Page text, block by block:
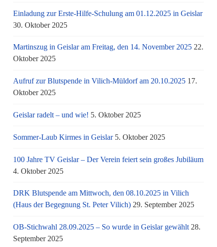
Einladung zur Erste-Hilfe-Schulung am 01.12.2025 in Geislar
30. Oktober 2025
Martinszug in Geislar am Freitag, den 14. November 2025 22.
Oktober 2025
Aufruf zur Blutspende in Vilich-Müldorf am 20.10.2025 17.
Oktober 2025
Geislar radelt – und wie! 5. Oktober 2025
Sommer-Laub Kirmes in Geislar 5. Oktober 2025
100 Jahre TV Geislar – Der Verein feiert sein großes Jubiläum
4. Oktober 2025
DRK Blutspende am Mittwoch, den 08.10.2025 in Vilich
(Haus der Begegnung St. Peter Vilich) 29. September 2025
OB-Stichwahl 28.09.2025 – So wurde in Geislar gewählt 28.
September 2025